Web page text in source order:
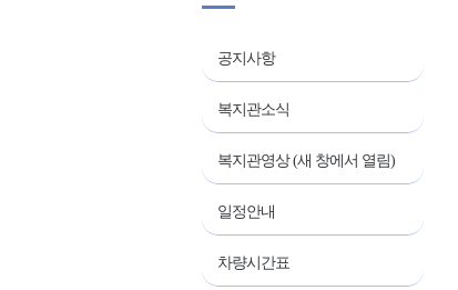
공지사항
복지관소식
복지관영상 (새 창에서 열림)
일정안내
차량시간표